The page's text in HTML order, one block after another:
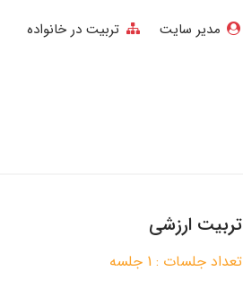
مدیر سایت تربیت در خانواده
تربیت ارزشی
تعداد جلسات : 1 جلسه